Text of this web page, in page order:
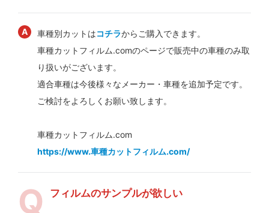
車種別カットはコチラからご購入できます。
車種カットフィルム.comのページで販売中の車種のみ取
り扱いがございます。
適合車種は今後様々なメーカー・車種を追加予定です。
ご検討をよろしくお願い致します。
車種カットフィルム.com
https://www.車種カットフィルム.com/
フィルムのサンプルが欲しい